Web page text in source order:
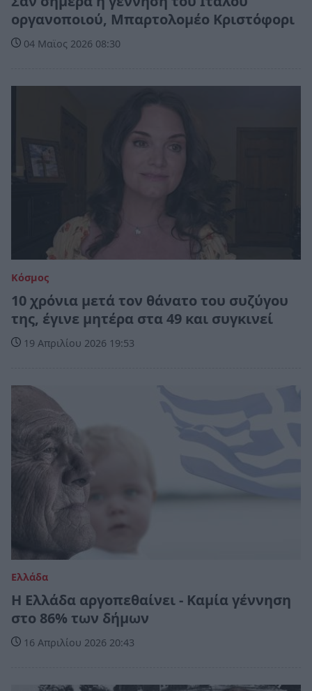
οργανοποιού, Μπαρτολομέο Κριστόφορι
04 Μαϊος 2026 08:30
Κόσμος
10 χρόνια μετά τον θάνατο του συζύγου
της, έγινε μητέρα στα 49 και συγκινεί
19 Απριλίου 2026 19:53
Ελλάδα
Η Ελλάδα αργοπεθαίνει - Καμία γέννηση
στο 86% των δήμων
16 Απριλίου 2026 20:43